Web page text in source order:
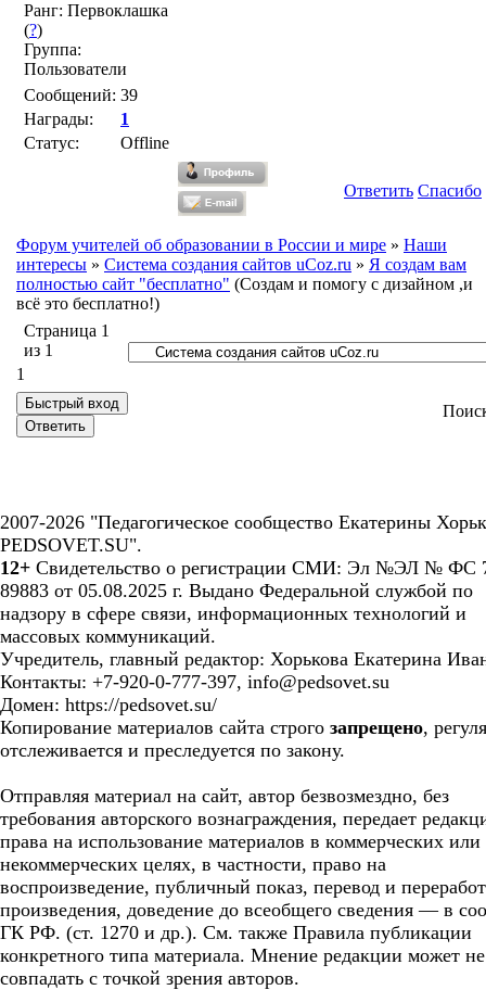
Ранг: Первоклашка
(?)
Группа:
Пользователи
Сообщений: 39
Награды:
1
Статус:
Offline
Ответить Спасибо
Форум учителей об образовании в России и мире » Наши
интересы » Система создания сайтов uCoz.ru » Я создам вам
полностью сайт "бесплатно" (Создам и помогу с дизайном ,и
всё это бесплатно!)
Страница 1
из 1
1
2007-2026 "Педагогическое сообщество Екатерины
PEDSOVET.SU".
12+ Свидетельство о регистрации СМИ: Эл №ЭЛ № ФС
89883 от 05.08.2025 г. Выдано Федеральной службой по
надзору в сфере связи, информационных технологий и
массовых коммуникаций.
Учредитель, главный редактор: Хорькова Екатерина
Контакты: +7-920-0-777-397, info@pedsovet.su
Домен: https://pedsovet.su/
Копирование материалов сайта строго запрещено,
отслеживается и преследуется по закону.
Отправляя материал на сайт, автор безвозмездно, без
требования авторского вознаграждения, передает
права на использование материалов в коммерческих или
некоммерческих целях, в частности, право на
воспроизведение, публичный показ, перевод и
произведения, доведение до всеобщего сведения — в
ГК РФ. (ст. 1270 и др.). См. также Правила публикации
конкретного типа материала. Мнение редакции может не
совпадать с точкой зрения авторов.